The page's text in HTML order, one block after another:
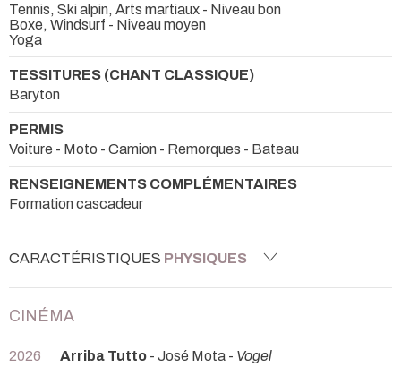
Tennis, Ski alpin, Arts martiaux - Niveau bon
Boxe, Windsurf - Niveau moyen
Yoga
TESSITURES (CHANT CLASSIQUE)
Baryton
PERMIS
Voiture - Moto - Camion - Remorques - Bateau
RENSEIGNEMENTS COMPLÉMENTAIRES
Formation cascadeur
CARACTÉRISTIQUES PHYSIQUES
CINÉMA
2026 Arriba Tutto - José Mota - Vogel